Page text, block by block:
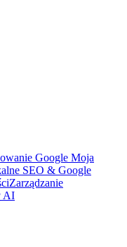
Google Moja
SEO & Google
Zarządzanie
AI